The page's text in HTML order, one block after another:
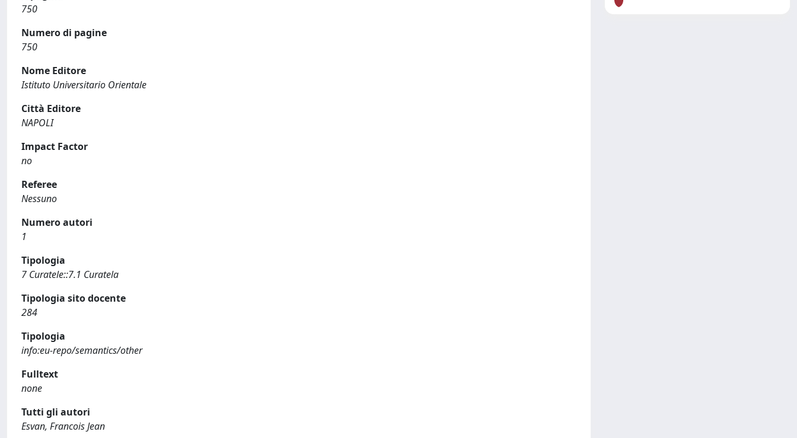
750
Numero di pagine
750
Nome Editore
Istituto Universitario Orientale
Città Editore
NAPOLI
Impact Factor
no
Referee
Nessuno
Numero autori
1
Tipologia
7 Curatele::7.1 Curatela
Tipologia sito docente
284
Tipologia
info:eu-repo/semantics/other
Fulltext
none
Tutti gli autori
Esvan, Francois Jean